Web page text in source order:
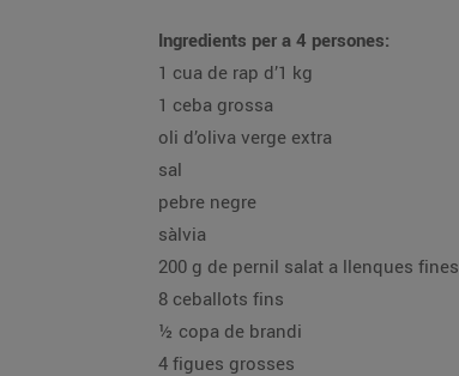
Ingredients per a 4 persones:
1 cua de rap d’1 kg
1 ceba grossa
oli d’oliva verge extra
sal
pebre negre
sàlvia
200 g de pernil salat a llenques fines
8 ceballots fins
½ copa de brandi
4 figues grosses